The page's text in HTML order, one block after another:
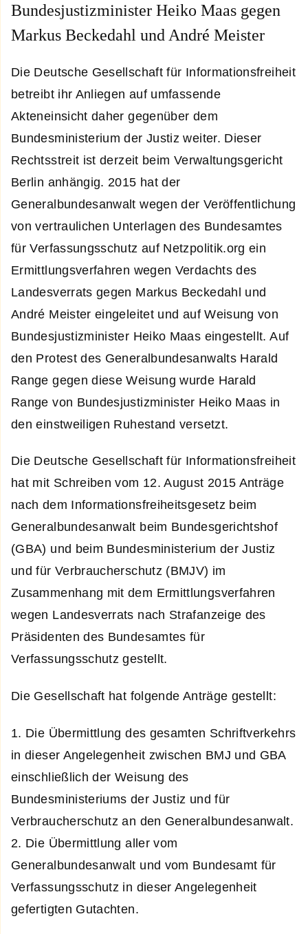
Bundesjustizminister Heiko Maas gegen
Markus Beckedahl und André Meister
Die Deutsche Gesellschaft für Informationsfreiheit
betreibt ihr Anliegen auf umfassende
Akteneinsicht daher gegenüber dem
Bundesministerium der Justiz weiter. Dieser
Rechtsstreit ist derzeit beim Verwaltungsgericht
Berlin anhängig. 2015 hat der
Generalbundesanwalt wegen der Veröffentlichung
von vertraulichen Unterlagen des Bundesamtes
für Verfassungsschutz auf Netzpolitik.org ein
Ermittlungsverfahren wegen Verdachts des
Landesverrats gegen Markus Beckedahl und
André Meister eingeleitet und auf Weisung von
Bundesjustizminister Heiko Maas eingestellt. Auf
den Protest des Generalbundesanwalts Harald
Range gegen diese Weisung wurde Harald
Range von Bundesjustizminister Heiko Maas in
den einstweiligen Ruhestand versetzt.
Die Deutsche Gesellschaft für Informationsfreiheit
hat mit Schreiben vom 12. August 2015 Anträge
nach dem Informationsfreiheitsgesetz beim
Generalbundesanwalt beim Bundesgerichtshof
(GBA) und beim Bundesministerium der Justiz
und für Verbraucherschutz (BMJV) im
Zusammenhang mit dem Ermittlungsverfahren
wegen Landesverrats nach Strafanzeige des
Präsidenten des Bundesamtes für
Verfassungsschutz gestellt.
Die Gesellschaft hat folgende Anträge gestellt:
1. Die Übermittlung des gesamten Schriftverkehrs
in dieser Angelegenheit zwischen BMJ und GBA
einschließlich der Weisung des
Bundesministeriums der Justiz und für
Verbraucherschutz an den Generalbundesanwalt.
2. Die Übermittlung aller vom
Generalbundesanwalt und vom Bundesamt für
Verfassungsschutz in dieser Angelegenheit
gefertigten Gutachten.